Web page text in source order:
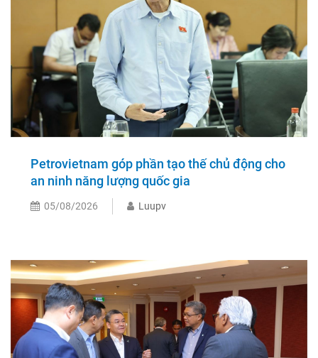
Petrovietnam góp phần tạo thế chủ động cho
an ninh năng lượng quốc gia
05/08/2026 Luupv